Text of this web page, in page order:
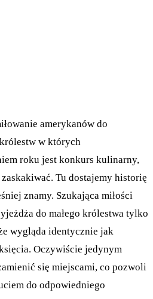
amerykanów do
w których
roku jest konkurs kulinarny,
Tu dostajemy historię
znamy. Szukająca miłości
do małego królestwa tylko
wygląda identycznie jak
Oczywiście jedynym
się miejscami, co pozwoli
do odpowiedniego